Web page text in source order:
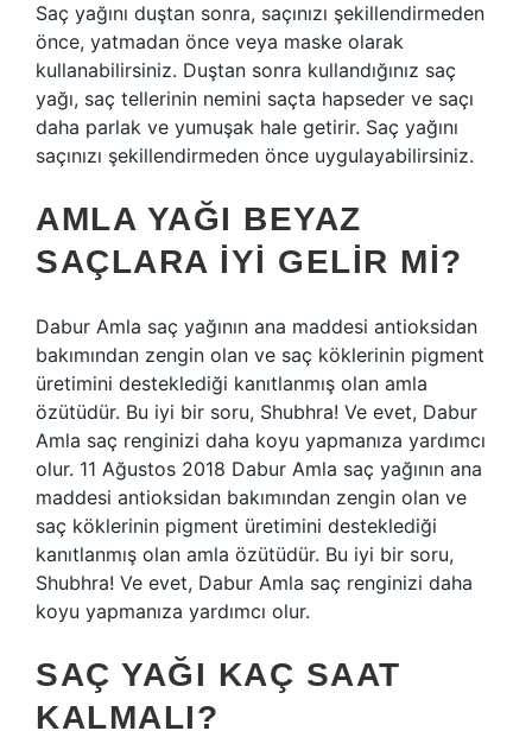
Saç yağını duştan sonra, saçınızı şekillendirmeden
önce, yatmadan önce veya maske olarak
kullanabilirsiniz. Duştan sonra kullandığınız saç
yağı, saç tellerinin nemini saçta hapseder ve saçı
daha parlak ve yumuşak hale getirir. Saç yağını
saçınızı şekillendirmeden önce uygulayabilirsiniz.
AMLA YAĞI BEYAZ
SAÇLARA IYI GELIR MI?
Dabur Amla saç yağının ana maddesi antioksidan
bakımından zengin olan ve saç köklerinin pigment
üretimini desteklediği kanıtlanmış olan amla
özütüdür. Bu iyi bir soru, Shubhra! Ve evet, Dabur
Amla saç renginizi daha koyu yapmanıza yardımcı
olur. 11 Ağustos 2018 Dabur Amla saç yağının ana
maddesi antioksidan bakımından zengin olan ve
saç köklerinin pigment üretimini desteklediği
kanıtlanmış olan amla özütüdür. Bu iyi bir soru,
Shubhra! Ve evet, Dabur Amla saç renginizi daha
koyu yapmanıza yardımcı olur.
SAÇ YAĞI KAÇ SAAT
KALMALI?